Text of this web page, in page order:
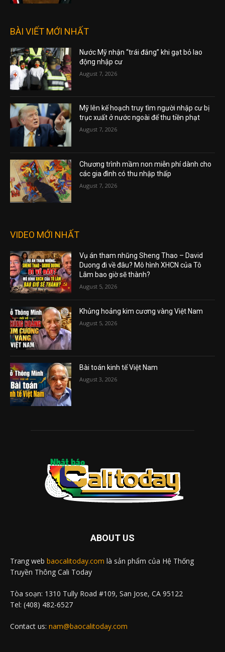
BÀI VIẾT MỚI NHẤT
Nước Mỹ nhận “trái đắng” khi gạt bỏ lao
động nhập cư
August 7, 2026
Mỹ lên kế hoạch truy tìm người nhập cư bị
trục xuất ở nước ngoài để thu tiền phạt
August 7, 2026
Chương trình mầm non miễn phí dành cho
các gia đình có thu nhập thấp
August 7, 2026
VIDEO MỚI NHẤT
Vụ án tham nhũng Sheng Thao – David
Duong đi về đâu? Mô hình XHCN của Tô
Lâm bao giờ sẽ thành?
August 5, 2026
Khủng hoảng kim cương vàng Việt Nam
August 5, 2026
Bài toán kinh tế Việt Nam
August 3, 2026
ABOUT US
Trang web baocalitoday.com là sản phẩm của Hệ Thống
Truyền Thông Cali Today
Tòa soạn: 1310 Tully Road #109, San Jose, CA 95122
Tel: (408) 482-6527
Contact us: nam@baocalitoday.com